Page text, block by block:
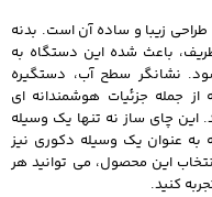
یکی از نقاط قوت مهم چای ساز فکر BESTEA طراحی زیبا و ساده آن است. بدنه
باعث شده این دستگاه به‌
نشانگر سطح آب، دستگیره
و طراحی پایه چرخشی 360 درجه از جمله جزئیات هوشمندانه‌ ای
این چای ساز نه‌ تنها یک وسیله
به‌ عنوان یک وسیله دکوری نیز
این محصول، می‌ توانید هر
کنید.